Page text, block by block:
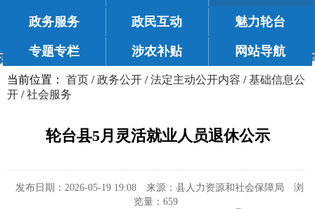
政务服务 政民互动 魅力轮台
专题专栏 涉农补贴 网站导航
当前位置： 首页 /政务公开 /法定主动公开内容 /基础信息公
开 /社会服务
轮台县5月灵活就业人员退休公示
发布日期：2026-05-19 19:08 来源：县人力资源和社会保障局
浏
览量： 659